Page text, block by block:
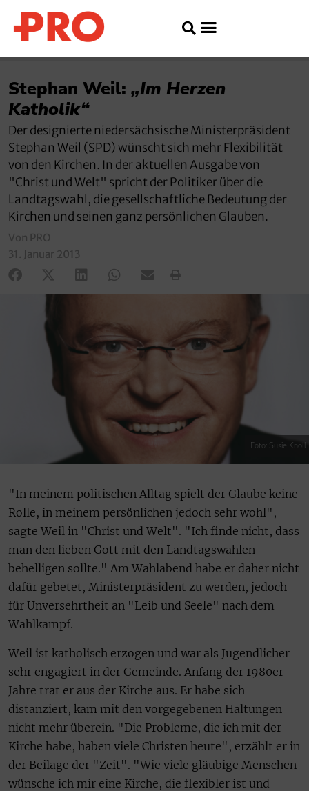
Stephan Weil: „Im Herzen
Katholik“
Der designierte niedersächsische Ministerpräsident
Stephan Weil (SPD) wünscht sich mehr Flexibilität
von den Kirchen. In der aktuellen Ausgabe von
"Christ und Welt" spricht der Politiker über die
Landtagswahl, die gesellschaftliche Bedeutung der
Kirchen und seinen ganz persönlichen Glauben.
Von PRO
31. Januar 2013
Foto: Susie Knoll
"In meinem politischen Alltag spielt der Glaube keine
Rolle, in meinem persönlichen jedoch sehr wohl",
sagte Weil in "Christ und Welt". "Ich finde nicht, dass
man den lieben Gott mit den Landtagswahlen
behelligen sollte." Am Wahlabend habe er daher nicht
dafür gebetet, Ministerpräsident zu werden, jedoch
für Unversehrtheit an "Leib und Seele" nach dem
Wahlkampf.
Weil ist katholisch erzogen und war als Jugendlicher
sehr engagiert in der Gemeinde. Anfang der 1980er
Jahre trat er aus der Kirche aus. Er habe sich
distanziert, kam mit den vorgegebenen Haltungen
nicht mehr überein. "Die Probleme, die ich mit der
Kirche habe, haben viele Christen heute", erzählt er in
der Beilage der "Zeit". "Wie viele gläubige Menschen
wünsche ich mir eine Kirche, die flexibler ist und